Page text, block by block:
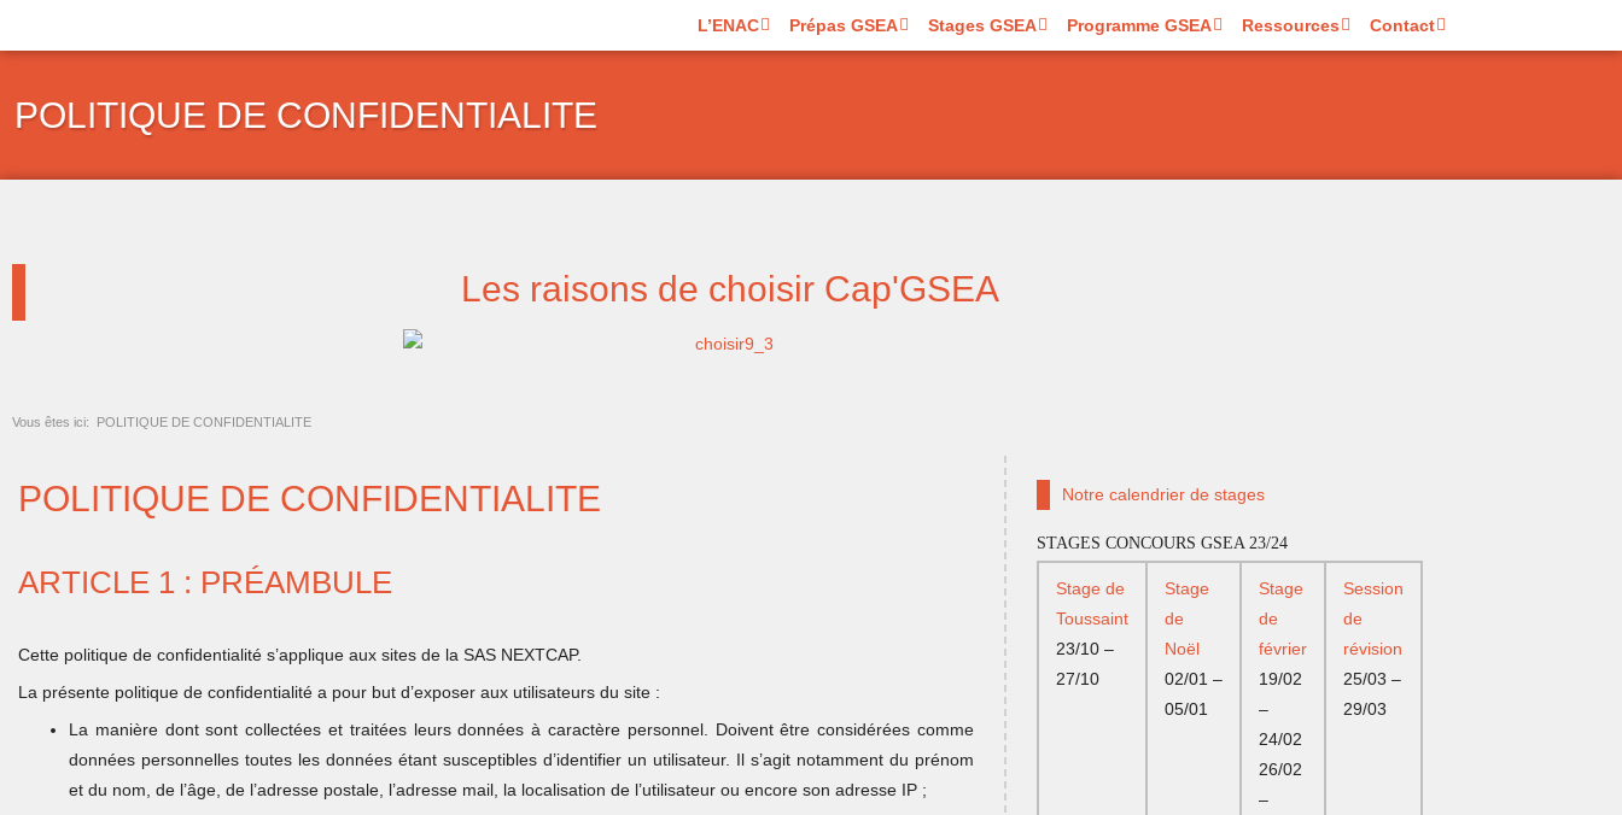
L’ENAC Prépas GSEA Stages GSEA Programme GSEA Ressources Contact
POLITIQUE DE CONFIDENTIALITE
Les raisons de choisir Cap'GSEA
Vous êtes ici: POLITIQUE DE CONFIDENTIALITE
POLITIQUE DE CONFIDENTIALITE
ARTICLE 1 : PRÉAMBULE
Cette politique de confidentialité s’applique aux sites de la SAS NEXTCAP.
La présente politique de confidentialité a pour but d’exposer aux utilisateurs du site :
La manière dont sont collectées et traitées leurs données à caractère personnel. Doivent être considérées comme
données personnelles toutes les données étant susceptibles d’identifier un utilisateur. Il s’agit notamment du prénom
et du nom, de l’âge, de l’adresse postale, l’adresse mail, la localisation de l’utilisateur ou encore son adresse IP ;
Notre calendrier de stages
STAGES CONCOURS GSEA 23/24
Stage de
Toussaint
23/10 –
27/10
Stage
de
Noël
02/01 –
05/01
Stage
de
février
19/02
–
24/02
26/02
–
Session
de
révision
25/03 –
29/03